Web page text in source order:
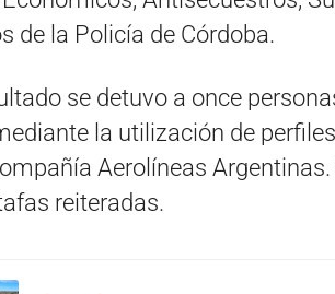
de la Policía de Córdoba.
se detuvo a once
la utilización de
Aerolíneas
reiteradas.